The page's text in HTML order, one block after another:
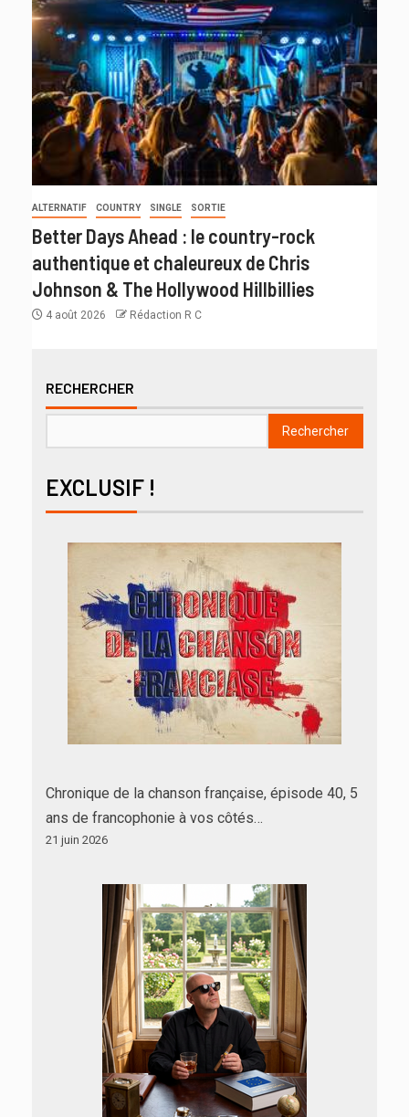
ALTERNATIF COUNTRY SINGLE SORTIE
Better Days Ahead : le country-rock
authentique et chaleureux de Chris
Johnson & The Hollywood Hillbillies
4 août 2026 Rédaction R C
RECHERCHER
Rechercher
EXCLUSIF !
Chronique de la chanson française, épisode 40, 5
ans de francophonie à vos côtés…
21 juin 2026